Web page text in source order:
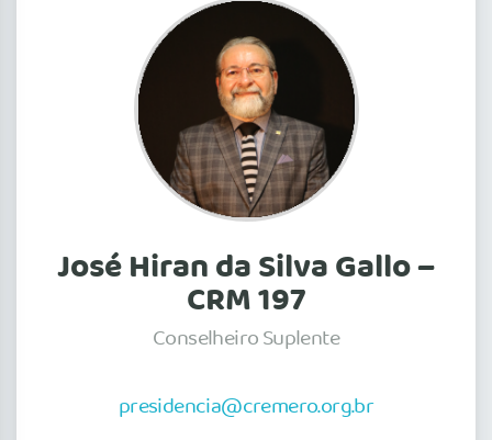
José Hiran da Silva Gallo –
CRM 197
Conselheiro Suplente
presidencia@cremero.org.br